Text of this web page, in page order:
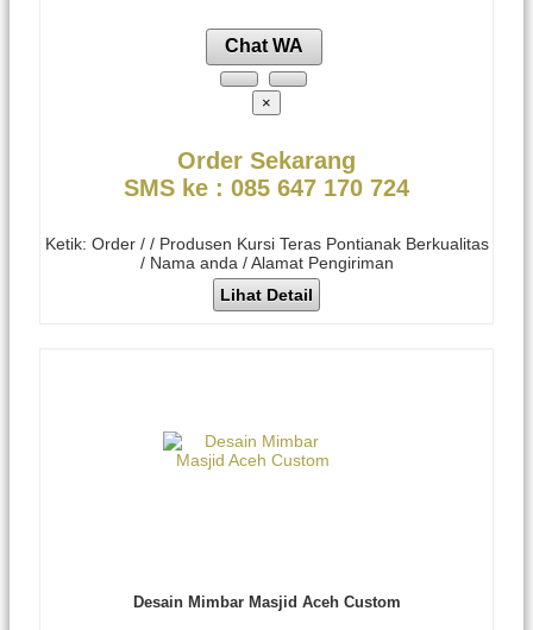
Chat WA
×
Order Sekarang
SMS ke : 085 647 170 724
Ketik: Order / / Produsen Kursi Teras Pontianak Berkualitas
/ Nama anda / Alamat Pengiriman
Lihat Detail
Desain Mimbar Masjid Aceh Custom